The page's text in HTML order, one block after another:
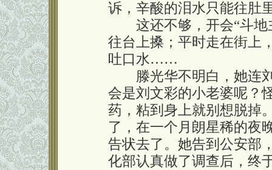
诉，辛酸的泪水只能往
这还不够，开会“斗地
往台上搡；平时走在街上
吐口水……
滕光华不明白，她连刘
会是刘文彩的小老婆呢？
药，粘到身上就别想脱掉
了，在一个月朗星稀的夜
告状去了。她告到公安部
化部认真做了调查后，